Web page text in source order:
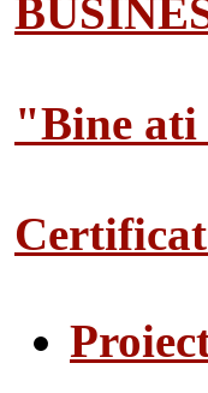
"Bine ati